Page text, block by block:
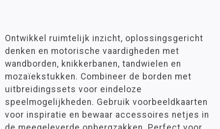
Ontwikkel ruimtelijk inzicht, oplossingsgericht
denken en motorische vaardigheden met
wandborden, knikkerbanen, tandwielen en
mozaïekstukken. Combineer de borden met
uitbreidingssets voor eindeloze
speelmogelijkheden. Gebruik voorbeeldkaarten
voor inspiratie en bewaar accessoires netjes in